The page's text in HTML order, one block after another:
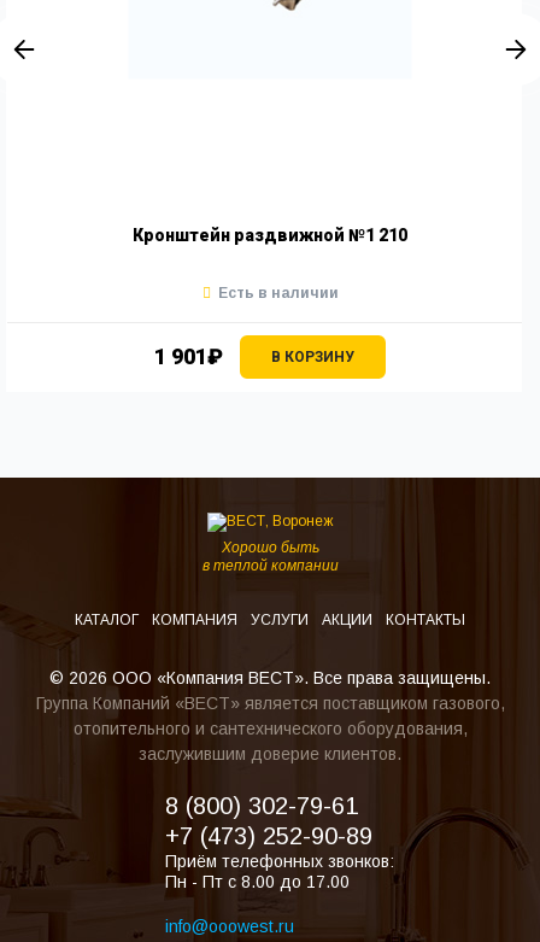
Кронштейн раздвижной №1 210
1 901₽ В КОРЗИНУ
Есть в наличии
Хорошо быть
в теплой компании
КАТАЛОГ КОМПАНИЯ УСЛУГИ АКЦИИ КОНТАКТЫ
© 2026 ООО «Компания ВЕСТ». Все права защищены.
Группа Компаний «ВЕСТ» является поставщиком газового,
отопительного и сантехнического оборудования,
заслужившим доверие клиентов.
8 (800) 302-79-61
+7 (473) 252-90-89
Приём телефонных звонков:
Пн - Пт с 8.00 до 17.00
info@ooowest.ru